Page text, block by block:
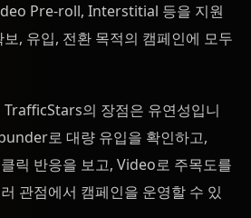
Pre-roll, Interstitial 등을 지원
, 유입, 전환 목적의 캠페인에 모두
의 장점은 유연성입니
로 대량 유입을 확인하고,
릭 반응을 보고, Video로 주목도를
관점에서 캠페인을 운영할 수 있